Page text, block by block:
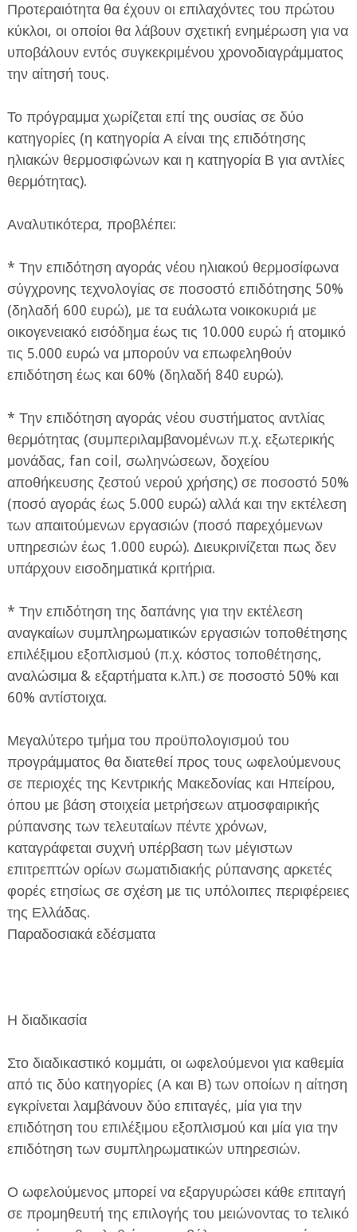
Προτεραιότητα θα έχουν οι επιλαχόντες του πρώτου
κύκλοι, οι οποίοι θα λάβουν σχετική ενημέρωση για να
υποβάλουν εντός συγκεκριμένου χρονοδιαγράμματος
την αίτησή τους.
Το πρόγραμμα χωρίζεται επί της ουσίας σε δύο
κατηγορίες (η κατηγορία Α είναι της επιδότησης
ηλιακών θερμοσιφώνων και η κατηγορία Β για αντλίες
θερμότητας).
Αναλυτικότερα, προβλέπει:
* Την επιδότηση αγοράς νέου ηλιακού θερμοσίφωνα
σύγχρονης τεχνολογίας σε ποσοστό επιδότησης 50%
(δηλαδή 600 ευρώ), με τα ευάλωτα νοικοκυριά με
οικογενειακό εισόδημα έως τις 10.000 ευρώ ή ατομικό
τις 5.000 ευρώ να μπορούν να επωφεληθούν
επιδότηση έως και 60% (δηλαδή 840 ευρώ).
* Την επιδότηση αγοράς νέου συστήματος αντλίας
θερμότητας (συμπεριλαμβανομένων π.χ. εξωτερικής
μονάδας, fan coil, σωληνώσεων, δοχείου
αποθήκευσης ζεστού νερού χρήσης) σε ποσοστό 50%
(ποσό αγοράς έως 5.000 ευρώ) αλλά και την εκτέλεση
των απαιτούμενων εργασιών (ποσό παρεχόμενων
υπηρεσιών έως 1.000 ευρώ). Διευκρινίζεται πως δεν
υπάρχουν εισοδηματικά κριτήρια.
* Την επιδότηση της δαπάνης για την εκτέλεση
αναγκαίων συμπληρωματικών εργασιών τοποθέτησης
επιλέξιμου εξοπλισμού (π.χ. κόστος τοποθέτησης,
αναλώσιμα & εξαρτήματα κ.λπ.) σε ποσοστό 50% και
60% αντίστοιχα.
Μεγαλύτερο τμήμα του προϋπολογισμού του
προγράμματος θα διατεθεί προς τους ωφελούμενους
σε περιοχές της Κεντρικής Μακεδονίας και Ηπείρου,
όπου με βάση στοιχεία μετρήσεων ατμοσφαιρικής
ρύπανσης των τελευταίων πέντε χρόνων,
καταγράφεται συχνή υπέρβαση των μέγιστων
επιτρεπτών ορίων σωματιδιακής ρύπανσης αρκετές
φορές ετησίως σε σχέση με τις υπόλοιπες περιφέρειες
της Ελλάδας.
Παραδοσιακά εδέσματα
Η διαδικασία
Στο διαδικαστικό κομμάτι, οι ωφελούμενοι για καθεμία
από τις δύο κατηγορίες (Α και Β) των οποίων η αίτηση
εγκρίνεται λαμβάνουν δύο επιταγές, μία για την
επιδότηση του επιλέξιμου εξοπλισμού και μία για την
επιδότηση των συμπληρωματικών υπηρεσιών.
Ο ωφελούμενος μπορεί να εξαργυρώσει κάθε επιταγή
σε προμηθευτή της επιλογής του μειώνοντας το τελικό